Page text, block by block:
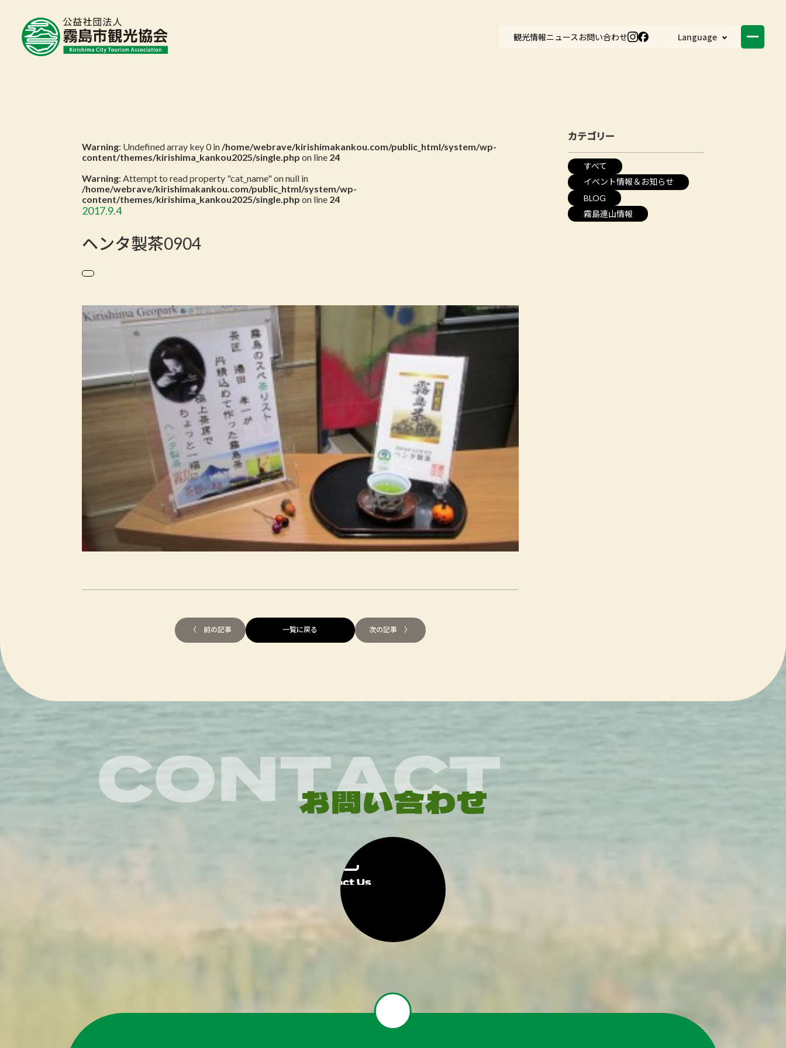
観光情報ニュース お問い合わせ Language
Warning: Undefined array key 0 in/home/webrave/kirishimakankou.com/public_html/system/wp-
content/themes/kirishima_kankou2025/single.php on line 24
Warning: Attempt to read property "cat_name" on null in
/home/webrave/kirishimakankou.com/public_html/system/wp-
content/themes/kirishima_kankou2025/single.php on line 24
2017.9.4
ヘンタ製茶0904
〈 前の記事 一覧に戻る 次の記事 〉
カテゴリー
すべて
イベント情報＆お知らせ
BLOG
霧島連山情報